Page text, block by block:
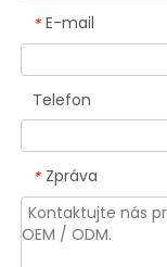
* E-mail
Telefon
* Zpráva